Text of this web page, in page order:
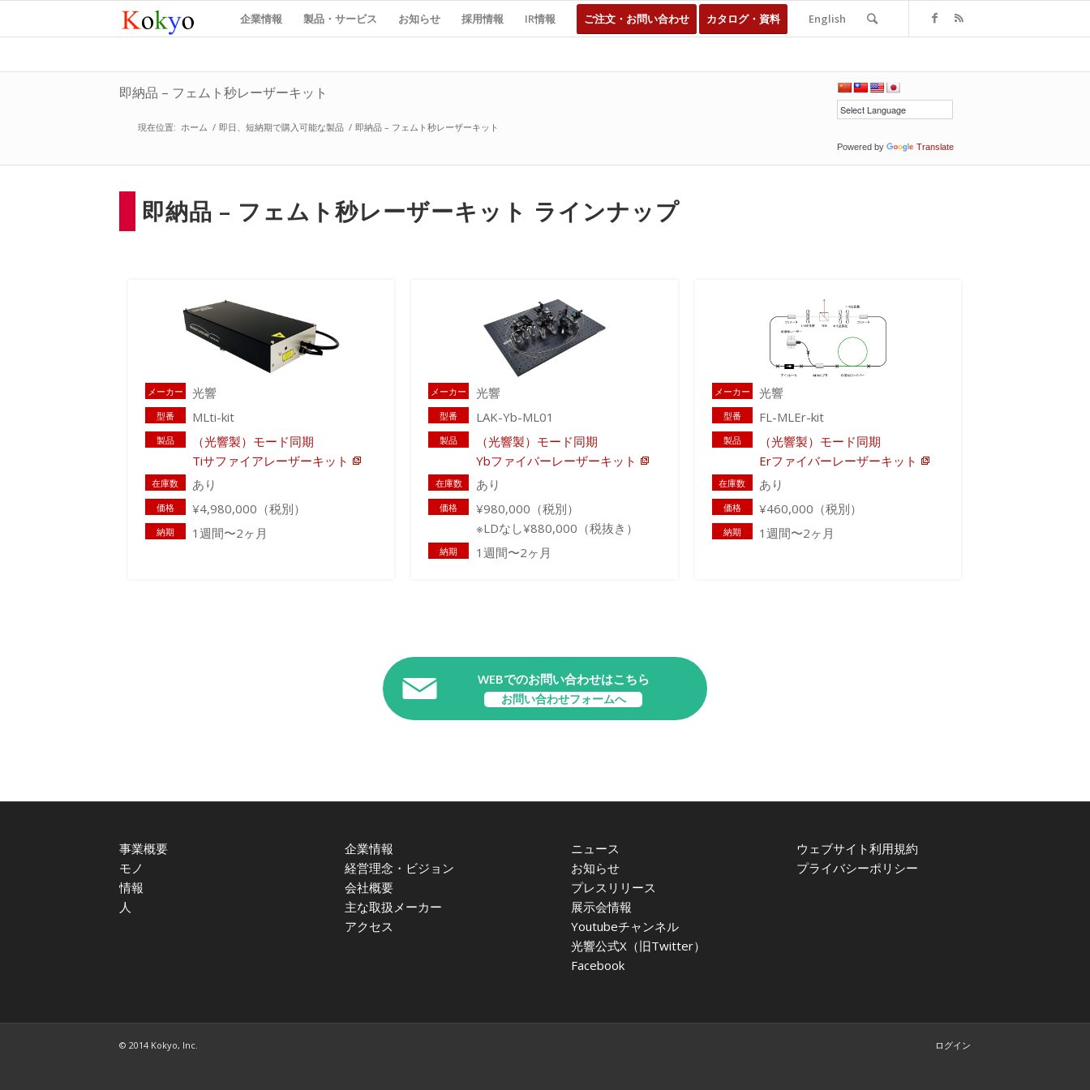
企業情報 製品・サービス お知らせ 採用情報 IR情報 ご注文・お問い合わせ カタログ・資料 English
即納品 – フェムト秒レーザーキット
Powered by Translate
現在位置: ホーム / 即日、短納期で購入可能な製品 / 即納品 – フェムト秒レーザーキット
即納品 – フェムト秒レーザーキット ラインナップ
メーカー 光響
型番 MLti-kit
製品
（光響製）モード同期
Tiサファイアレーザーキット
在庫数 あり
価格 ¥4,980,000（税別）
納期 1週間〜2ヶ月
メーカー 光響
型番 LAK-Yb-ML01
製品
（光響製）モード同期
Ybファイバーレーザーキット
在庫数 あり
価格
¥980,000（税別）
※LDなし¥880,000（税抜き）
納期 1週間〜2ヶ月
メーカー 光響
型番 FL-MLEr-kit
製品
（光響製）モード同期
Erファイバーレーザーキット
在庫数 あり
価格 ¥460,000（税別）
納期 1週間〜2ヶ月
WEBでのお問い合わせはこちら
お問い合わせフォームへ
事業概要
モノ
情報
人
企業情報
経営理念・ビジョン
会社概要
主な取扱メーカー
アクセス
ニュース
お知らせ
プレスリリース
展示会情報
Youtubeチャンネル
光響公式X（旧Twitter）
Facebook
ウェブサイト利用規約
プライバシーポリシー
© 2014 Kokyo, Inc. ログイン